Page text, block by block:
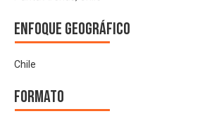
Enfoque geográfico
Chile
Formato